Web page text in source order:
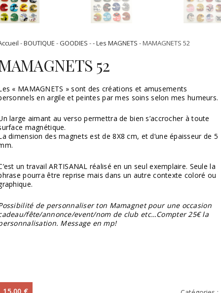
-BOUTIQUE -GOODIES -- Les MAGNETS - MAMAGNETS 52
52
« MAMAGNETS » sont des créations et amusements
en argile et peintes par mes soins selon mes humeurs.
large aimant au verso permettra de bien s’accrocher à toute
magnétique.
dimension des magnets est de 8X8 cm, et d’une épaisseur de 5
un travail ARTISANAL réalisé en un seul exemplaire. Seule la
pourra être reprise mais dans un autre contexte coloré ou
de personnaliser ton Mamagnet pour une occasion
fête/annonce/event/nom de club etc…Compter 25€ la
Message en mp!